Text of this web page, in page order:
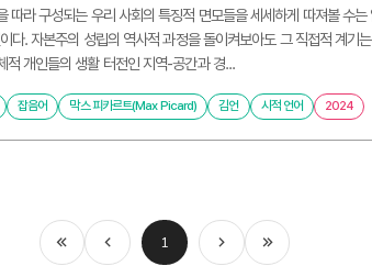
따라 구성되는 우리 사회의 특징적 면모들을 세세하게 따져볼 수
다. 자본주의 성립의 역사적 과정을 돌이켜보아도 그 직접적 계기
적 개인들의 생활 터전인 지역-공간과 경...
잡음어 막스 피카르트(Max Picard) 김언 시적 언어 2024
처음 이전 1 다음 마지막